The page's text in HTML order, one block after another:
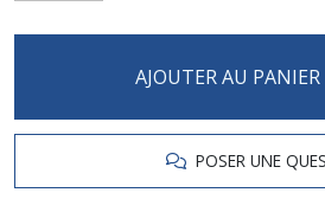
AJOUTER AU PANIER
POSER UNE